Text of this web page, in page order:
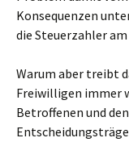
Konsequenzen
die Steuerzahler
Warum aber treibt
Freiwilligen immer
Betroffenen und